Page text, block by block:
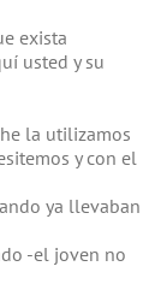
exista
usted y su
la utilizamos
y con el
ya llevaban
-el joven no